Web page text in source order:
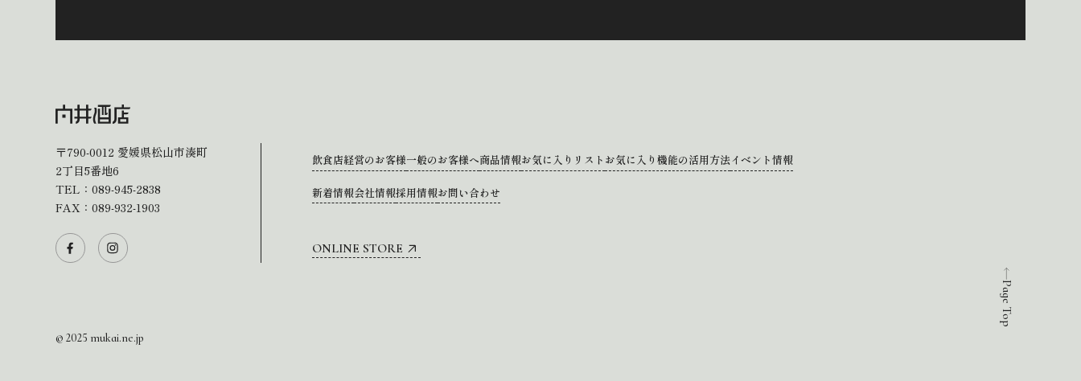
Page Top
〒790-0012 愛媛県松山市湊町
2丁目5番地6
TEL： 089-945-2838
FAX：089-932-1903
飲食店経営のお客様一般のお客様へ商品情報お気に入りリスト お気に入り機能の活用方法イベント情報
新着情報会社情報採用情報お問い合わせ
ONLINE STORE
© 2025 mukai.ne.jp